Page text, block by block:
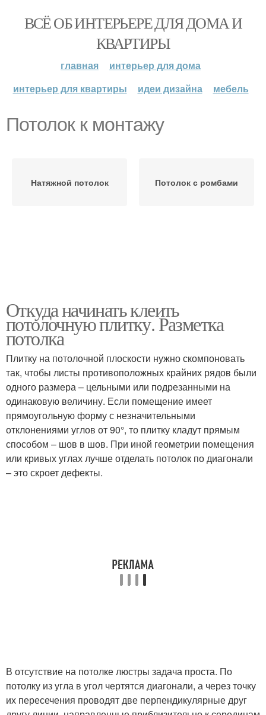
ВСЁ ОБ ИНТЕРЬЕРЕ ДЛЯ ДОМА И
КВАРТИРЫ
главная
интерьер для дома
интерьер для квартиры
идеи дизайна мебель
Потолок к монтажу
Натяжной потолок Потолок с ромбами
Откуда начинать клеить
потолочную плитку. Разметка
потолка
Плитку на потолочной плоскости нужно скомпоновать
так, чтобы листы противоположных крайних рядов были
одного размера – цельными или подрезанными на
одинаковую величину. Если помещение имеет
прямоугольную форму с незначительными
отклонениями углов от 90°, то плитку кладут прямым
способом – шов в шов. При иной геометрии помещения
или кривых углах лучше отделать потолок по диагонали
– это скроет дефекты.
В отсутствие на потолке люстры задача проста. По
потолку из угла в угол чертятся диагонали, а через точку
их пересечения проводят две перпендикулярные друг